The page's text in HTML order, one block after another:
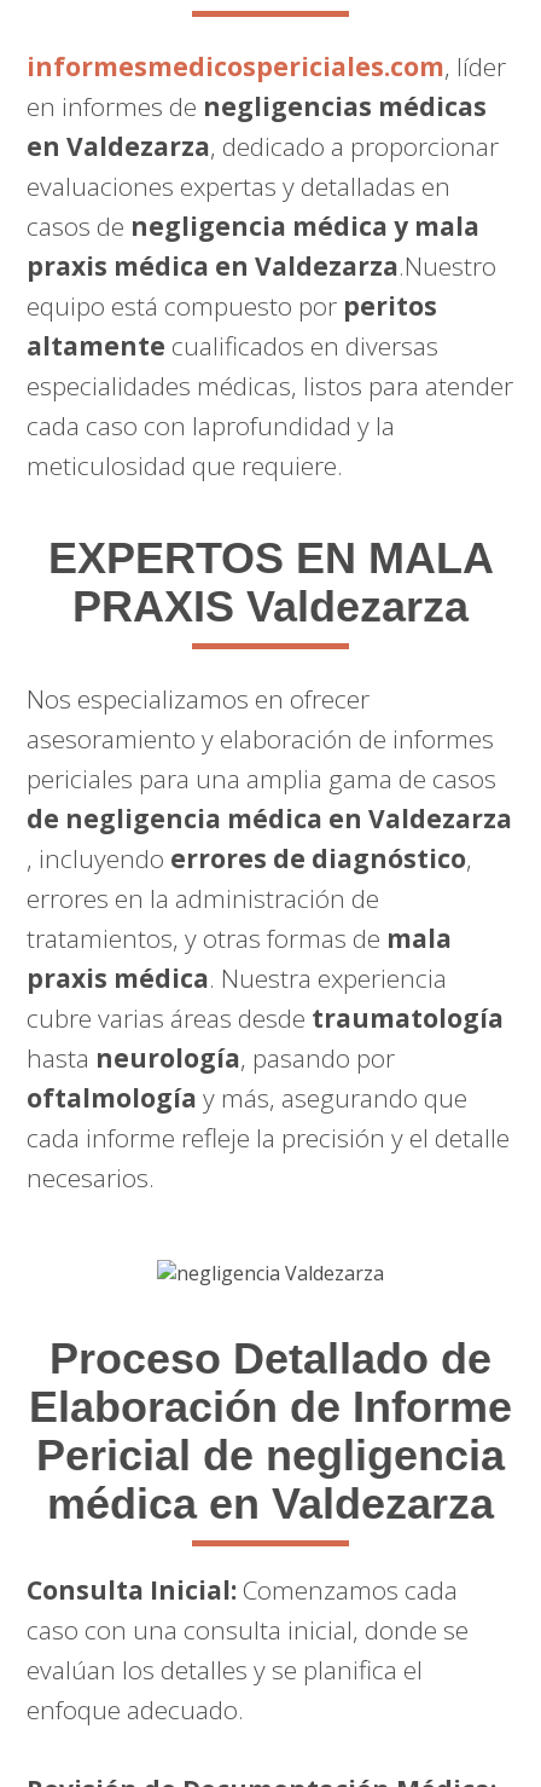
informesmedicospericiales.com, líder
en informes de negligencias médicas
en Valdezarza, dedicado a proporcionar
evaluaciones expertas y detalladas en
casos de negligencia médica y mala
praxis médica en Valdezarza.Nuestro
equipo está compuesto por peritos
altamente cualificados en diversas
especialidades médicas, listos para atender
cada caso con laprofundidad y la
meticulosidad que requiere.
EXPERTOS EN MALA
PRAXIS Valdezarza
Nos especializamos en ofrecer
asesoramiento y elaboración de informes
periciales para una amplia gama de casos
de negligencia médica en Valdezarza
, incluyendo errores de diagnóstico,
errores en la administración de
tratamientos, y otras formas de mala
praxis médica. Nuestra experiencia
cubre varias áreas desde traumatología
hasta neurología, pasando por
oftalmología y más, asegurando que
cada informe refleje la precisión y el detalle
necesarios.
Proceso Detallado de
Elaboración de Informe
Pericial de negligencia
médica en Valdezarza
Consulta Inicial: Comenzamos cada
caso con una consulta inicial, donde se
evalúan los detalles y se planifica el
enfoque adecuado.